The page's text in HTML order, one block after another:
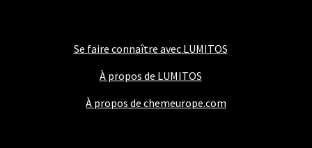
Se faire connaître avec LUMITOS
À propos de LUMITOS
À propos de chemeurope.com